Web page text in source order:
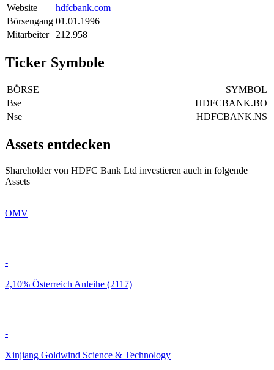
Website
hdfcbank.com
Börsengang 01.01.1996
Mitarbeiter
212.958
Ticker Symbole
BÖRSE
SYMBOL
Bse
HDFCBANK.BO
Nse
HDFCBANK.NS
Assets entdecken
Shareholder von HDFC Bank Ltd investieren auch in folgende
Assets
OMV
-
2,10% Österreich Anleihe (2117)
-
Xinjiang Goldwind Science & Technology